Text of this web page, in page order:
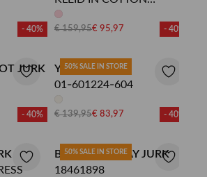
- 40%
STRETCH
€ 159,95€ 95,97 - 40%
JURK
- 40%
50% SALE IN STORE
YAYA JURK
01-601224-604
€ 139,95€ 83,97 - 40%
50% SALE IN STORE
BETTY BARCLAY JURK
18461898